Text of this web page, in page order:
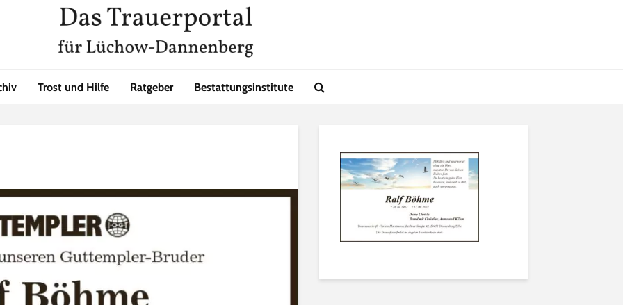
Trost und Hilfe Ratgeber Bestattungsinstitute